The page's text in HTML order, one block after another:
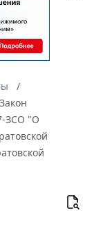
Закон
ЗСО "О